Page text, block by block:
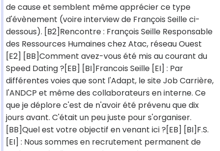
de cause et semblent même apprécier ce type
d'évènement (voire interview de François Seille ci-
dessous). [B2]Rencontre : François Seille Responsable
des Ressources Humaines chez Atac, réseau Ouest
[E2] [BB]Comment avez-vous été mis au courant du
Speed Dating ?[EB] [BI]Francois Seille [EI] : Par
différentes voies que sont l'Adapt, le site Job Carrière,
l'ANDCP et même des collaborateurs en interne. Ce
que je déplore c'est de n'avoir été prévenu que dix
jours avant. C'était un peu juste pour s'organiser.
[BB]Quel est votre objectif en venant ici ?[EB] [BI]F.S.
[EI] : Nous sommes en recrutement permanent de